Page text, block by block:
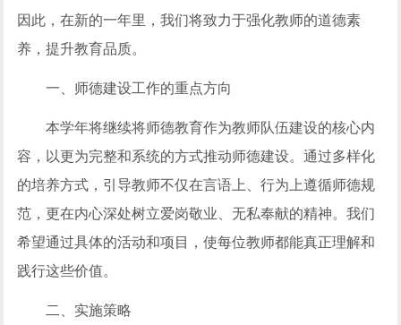
因此，在新的一年里，我们将致力于强化教师的道德素
养，提升教育品质。
一、师德建设工作的重点方向
本学年将继续将师德教育作为教师队伍建设的核心内
容，以更为完整和系统的方式推动师德建设。通过多样化
的培养方式，引导教师不仅在言语上、行为上遵循师德规
范，更在内心深处树立爱岗敬业、无私奉献的精神。我们
希望通过具体的活动和项目，使每位教师都能真正理解和
践行这些价值。
二、实施策略